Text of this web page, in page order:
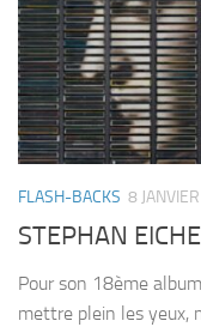
FLASH-BACKS 8
STEPHAN
Pour son 18ème
mettre plein les yeux,